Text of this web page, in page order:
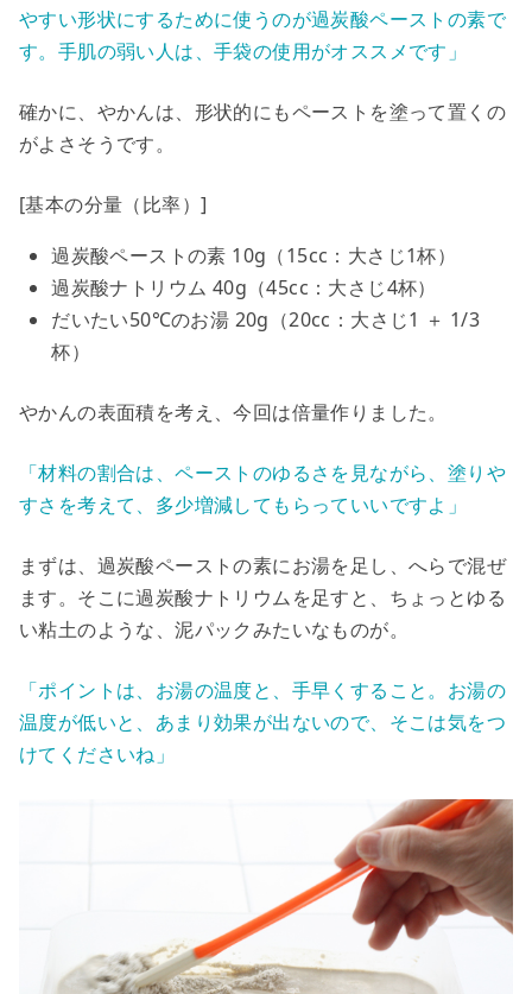
やすい形状にするために使うのが過炭酸ペーストの素で
す。手肌の弱い人は、手袋の使用がオススメです」
確かに、やかんは、形状的にもペーストを塗って置くの
がよさそうです。
[基本の分量（比率）]
過炭酸ペーストの素 10g（15cc：大さじ1杯）
過炭酸ナトリウム 40g（45cc：大さじ4杯）
だいたい50℃のお湯 20g（20cc：大さじ1 ＋ 1/3
杯）
やかんの表面積を考え、今回は倍量作りました。
「材料の割合は、ペーストのゆるさを見ながら、塗りや
すさを考えて、多少増減してもらっていいですよ」
まずは、過炭酸ペーストの素にお湯を足し、へらで混ぜ
ます。そこに過炭酸ナトリウムを足すと、ちょっとゆる
い粘土のような、泥パックみたいなものが。
「ポイントは、お湯の温度と、手早くすること。お湯の
温度が低いと、あまり効果が出ないので、そこは気をつ
けてくださいね」